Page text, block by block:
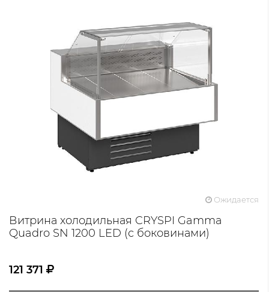
Ожидается
Витрина холодильная CRYSPI Gamma
Quadro SN 1200 LED (с боковинами)
121 371